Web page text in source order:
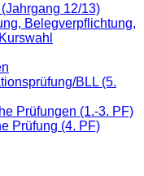
12/13)
Belegverpflichtung,
BLL (5.
Prüfungen (1.-3. PF)
Prüfung (4. PF)